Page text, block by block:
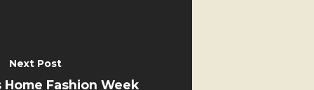
Next Post
Home Fashion Week